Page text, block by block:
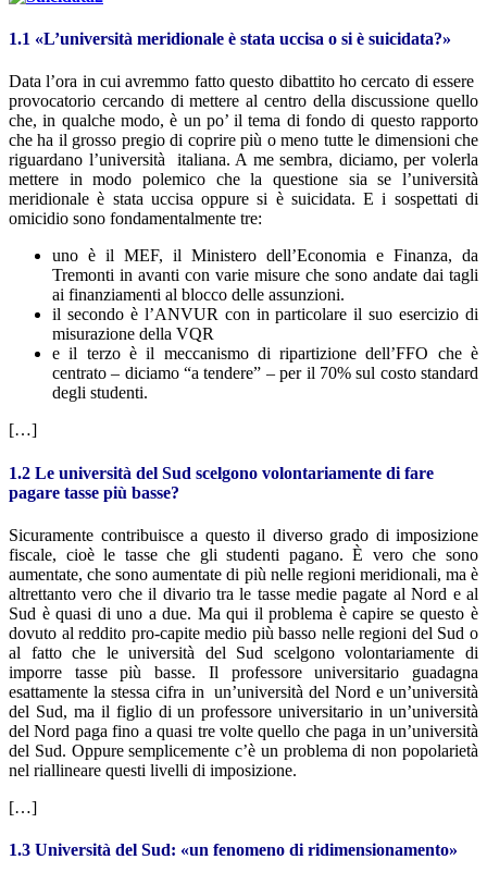
1.1 «L’università meridionale è stata uccisa o si è suicidata?»
Data l’ora in cui avremmo fatto questo dibattito ho cercato di essere
provocatorio cercando di mettere al centro della discussione quello
che, in qualche modo, è un po’ il tema di fondo di questo rapporto
che ha il grosso pregio di coprire più o meno tutte le dimensioni che
riguardano l’università italiana. A me sembra, diciamo, per volerla
mettere in modo polemico che la questione sia se l’università
meridionale è stata uccisa oppure si è suicidata. E i sospettati di
omicidio sono fondamentalmente tre:
uno è il MEF, il Ministero dell’Economia e Finanza, da
Tremonti in avanti con varie misure che sono andate dai tagli
ai finanziamenti al blocco delle assunzioni.
il secondo è l’ANVUR con in particolare il suo esercizio di
misurazione della VQR
e il terzo è il meccanismo di ripartizione dell’FFO che è
centrato – diciamo “a tendere” – per il 70% sul costo standard
degli studenti.
[…]
1.2 Le università del Sud scelgono volontariamente di fare
pagare tasse più basse?
Sicuramente contribuisce a questo il diverso grado di imposizione
fiscale, cioè le tasse che gli studenti pagano. È vero che sono
aumentate, che sono aumentate di più nelle regioni meridionali, ma è
altrettanto vero che il divario tra le tasse medie pagate al Nord e al
Sud è quasi di uno a due. Ma qui il problema è capire se questo è
dovuto al reddito pro-capite medio più basso nelle regioni del Sud o
al fatto che le università del Sud scelgono volontariamente di
imporre tasse più basse. Il professore universitario guadagna
esattamente la stessa cifra in un’università del Nord e un’università
del Sud, ma il figlio di un professore universitario in un’università
del Nord paga fino a quasi tre volte quello che paga in un’università
del Sud. Oppure semplicemente c’è un problema di non popolarietà
nel riallineare questi livelli di imposizione.
[…]
1.3 Università del Sud: «un fenomeno di ridimensionamento»